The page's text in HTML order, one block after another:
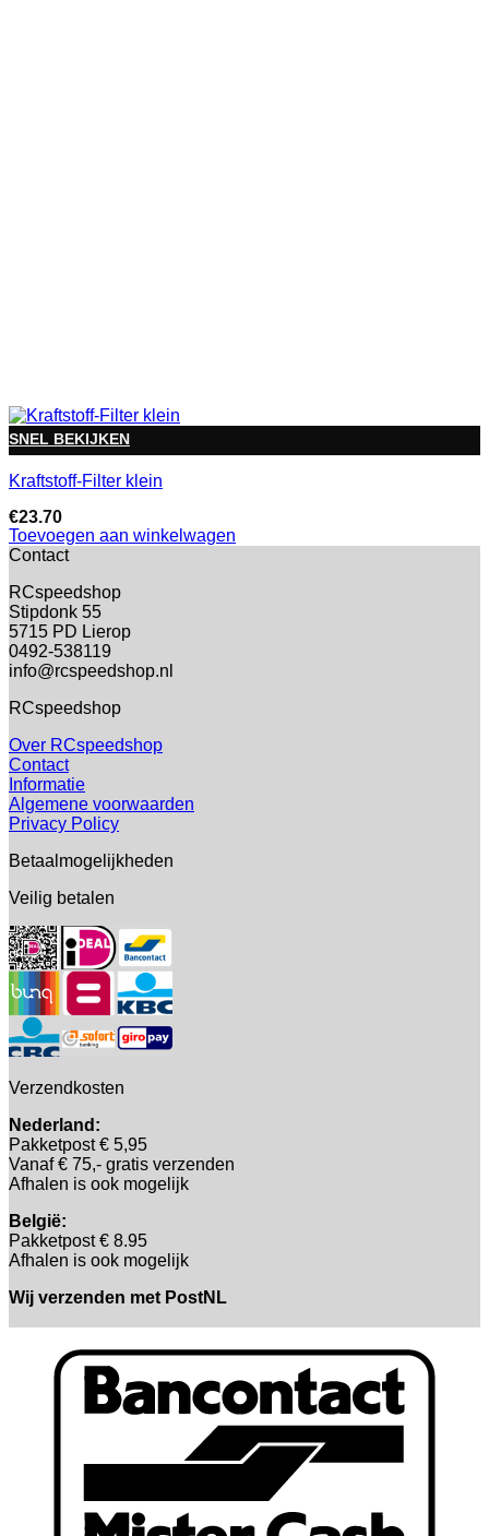
SNEL BEKIJKEN
Kraftstoff-Filter klein
€23.70
Toevoegen aan winkelwagen
Contact
RCspeedshop
Stipdonk 55
5715 PD Lierop
0492-538119
info@rcspeedshop.nl
RCspeedshop
Over RCspeedshop
Contact
Informatie
Algemene voorwaarden
Privacy Policy
Betaalmogelijkheden
Veilig betalen
Verzendkosten
Nederland:
Pakketpost € 5,95
Vanaf € 75,- gratis verzenden
Afhalen is ook mogelijk
België:
Pakketpost € 8.95
Afhalen is ook mogelijk
Wij verzenden met PostNL